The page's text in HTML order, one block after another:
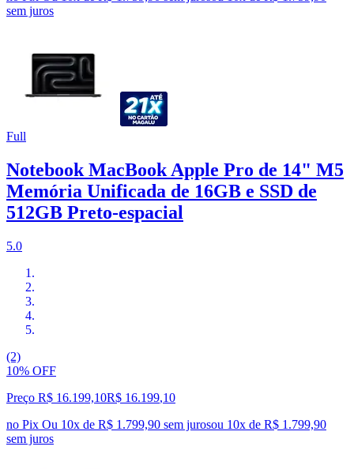
sem juros
Full
Notebook MacBook Apple Pro de 14" M5
Memória Unificada de 16GB e SSD de
512GB Preto‑espacial
5.0
(2)
10% OFF
Preço R$ 16.199,10R$ 16.199,10
no Pix Ou 10x de R$ 1.799,90 sem jurosou 10x de R$ 1.799,90
sem juros